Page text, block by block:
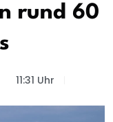
rund 60
11:31 Uhr